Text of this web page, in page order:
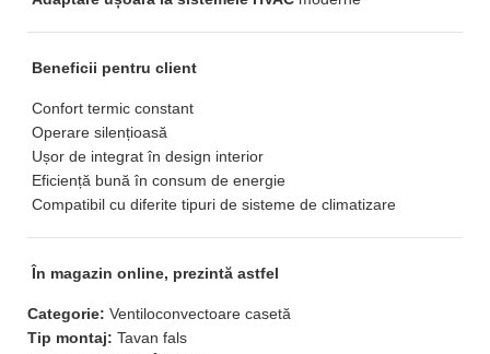
Beneficii pentru client
Confort termic constant
Operare silențioasă
Ușor de integrat în design interior
Eficiență bună în consum de energie
Compatibil cu diferite tipuri de sisteme de climatizare
În magazin online, prezintă astfel
Categorie: Ventiloconvectoare casetă
Tip montaj: Tavan fals